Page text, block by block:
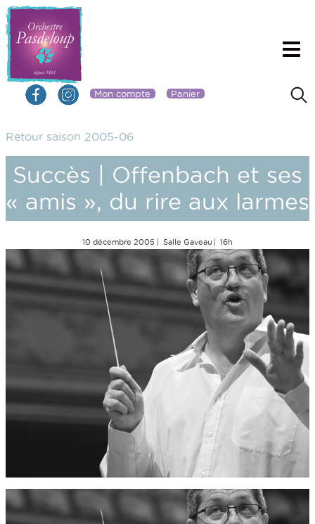
Mon compte Panier
Retour saison 2005-06
Succès | Offenbach et ses
« amis », du rire aux larmes
10 décembre 2005 Salle Gaveau 16h